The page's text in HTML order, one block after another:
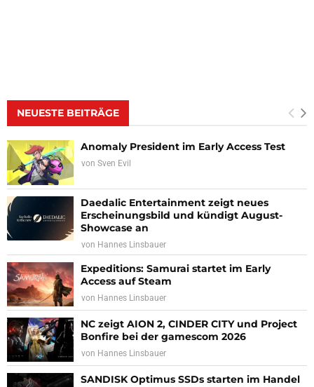
NEUESTE BEITRÄGE
Anomaly President im Early Access Test
von Sven Evil
Daedalic Entertainment zeigt neues
Erscheinungsbild und kündigt August-
Showcase an
von Hannes Linsbauer
Expeditions: Samurai startet im Early
Access auf Steam
von Hannes Linsbauer
NC zeigt AION 2, CINDER CITY und Project
Bonfire bei der gamescom 2026
von Hannes Linsbauer
SANDISK Optimus SSDs starten im Handel